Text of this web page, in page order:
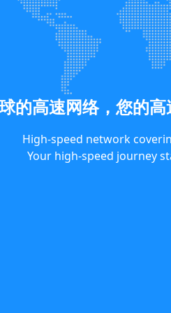
的高速网络，您的
High-speed network
Your high-speed journey